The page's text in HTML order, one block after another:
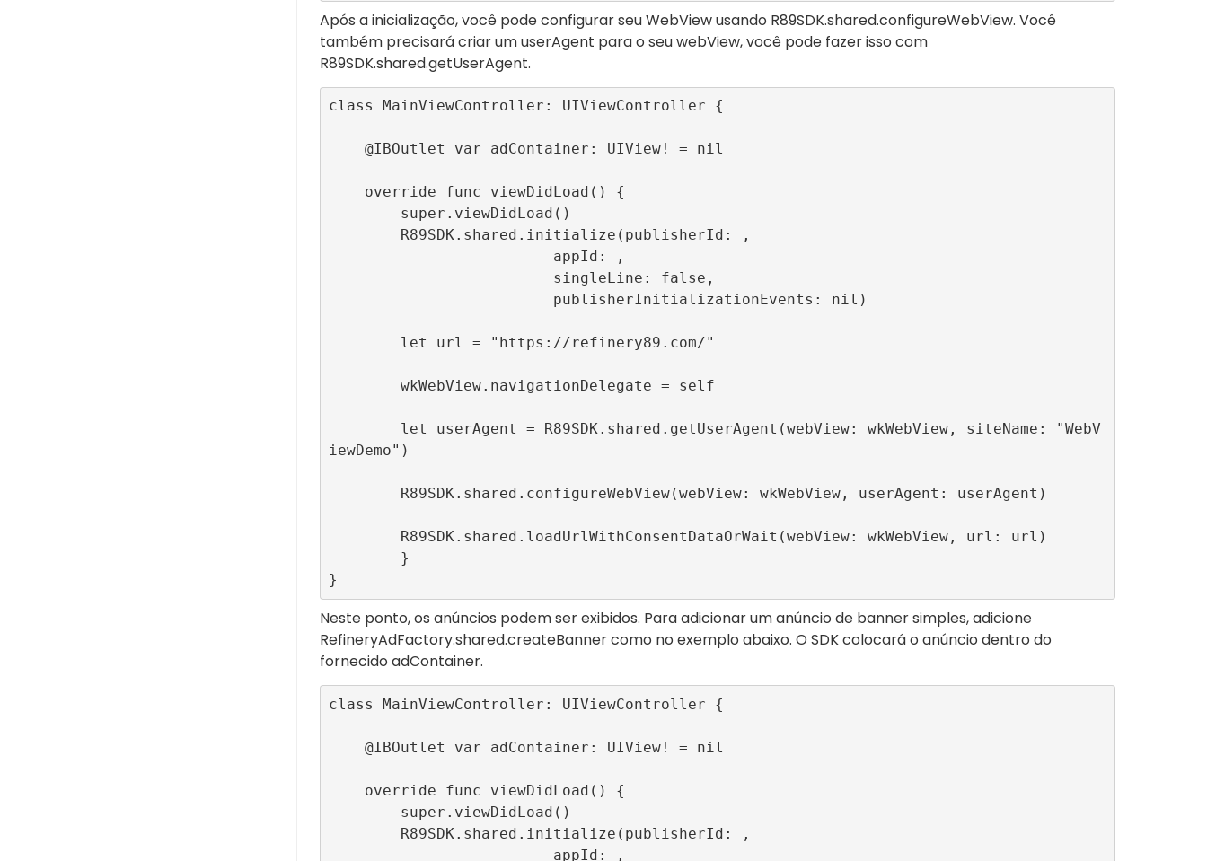
Após a inicialização, você pode configurar seu WebView usando R89SDK.shared.configureWebView. Você
também precisará criar um userAgent para o seu webView, você pode fazer isso com
R89SDK.shared.getUserAgent.
class MainViewController: UIViewController {
iewDemo")
}
Neste ponto, os anúncios podem ser exibidos. Para adicionar um anúncio de banner simples, adicione
RefineryAdFactory.shared.createBannercomo no exemplo abaixo. O SDK colocará o anúncio dentro do
fornecido adContainer.
class MainViewController: UIViewController {